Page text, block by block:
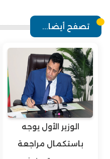
تصفح أيضا...
الوزير الأول يوجه
باستكمال مراجعة